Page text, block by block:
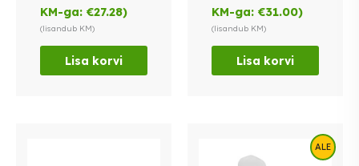
KM-ga:€27.28)
(lisandub KM)
Lisa korvi
KM-ga:€31.00)
(lisandub KM)
Lisa korvi
ALE